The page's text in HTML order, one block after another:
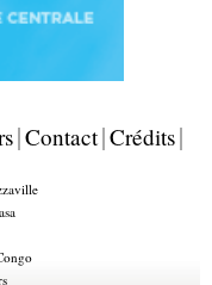
Contact Crédits